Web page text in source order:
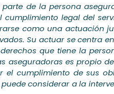
de la persona
cumplimiento legal del
como una actuación
Su actuar se centra
que tiene la
aseguradoras es propio
el cumplimiento de sus
considerar a la